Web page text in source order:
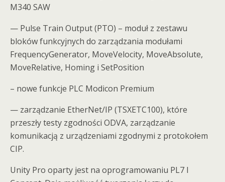
M340 SAW
— Pulse Train Output (PTO) – moduł z zestawu
bloków funkcyjnych do zarządzania modułami
FrequencyGenerator, MoveVelocity, MoveAbsolute,
MoveRelative, Homing i SetPosition
– nowe funkcje PLC Modicon Premium
— zarządzanie EtherNet/IP (TSXETC100), które
przeszły testy zgodności ODVA, zarządzanie
komunikacją z urządzeniami zgodnymi z protokołem
CIP.
Unity Pro oparty jest na oprogramowaniu PL7 I